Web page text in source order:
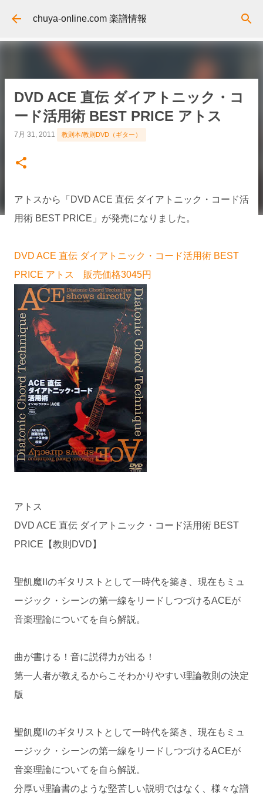
スキップしてメイン コンテンツに移動
chuya-online.com 楽譜情報
DVD ACE 直伝 ダイアトニック・コ
ード活用術 BEST PRICE アトス
7月 31, 2011 教則本/教則DVD（ギター）
アトスから「DVD ACE 直伝 ダイアトニック・コード活
用術 BEST PRICE」が発売になりました。
DVD ACE 直伝 ダイアトニック・コード活用術 BEST
PRICE アトス 販売価格3045円
アトス
DVD ACE 直伝 ダイアトニック・コード活用術 BEST
PRICE【教則DVD】
聖飢魔Ⅱのギタリストとして一時代を築き、現在もミュ
ージック・シーンの第一線をリードしつづけるACEが
音楽理論についてを自ら解説。
曲が書ける！音に説得力が出る！
第一人者が教えるからこそわかりやすい理論教則の決定
版
聖飢魔Ⅱのギタリストとして一時代を築き、現在もミュ
ージック・シーンの第一線をリードしつづけるACEが
音楽理論についてを自ら解説。
分厚い理論書のような堅苦しい説明ではなく、様々な譜